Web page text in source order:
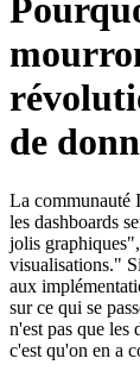
de
La communauté
les dashboards
jolis
visualisations."
aux
sur ce qui se
n'est pas que les
c'est qu'on en a